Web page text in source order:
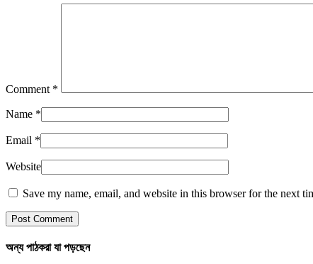
Comment *
Name *
Email *
Website
Save my name, email, and website in this browser for the next
অন্য পাঠকরা যা পড়ছেন